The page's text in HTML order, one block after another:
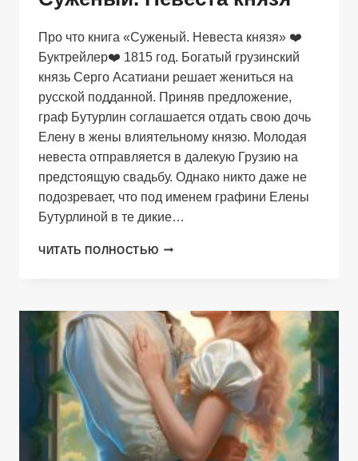
Про что книга «Суженый. Невеста князя» ❤️
Буктрейлер❤️ 1815 год. Богатый грузинский
князь Серго Асатиани решает жениться на
русской подданной. Приняв предложение,
граф Бутурлин соглашается отдать свою дочь
Елену в жены влиятельному князю. Молодая
невеста отправляется в далекую Грузию на
предстоящую свадьбу. Однако никто даже не
подозревает, что под именем графини Елены
Бутурлиной в те дикие…
ЧИТАТЬ ПОЛНОСТЬЮ СУЖЕНЫЙ.